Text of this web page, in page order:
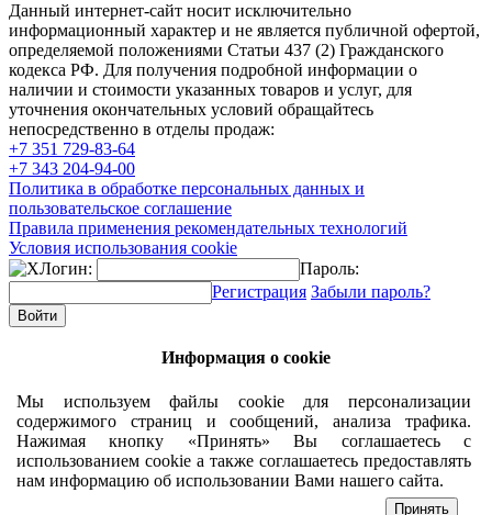
Данный интернет-сайт носит исключительно
информационный характер и не является публичной офертой,
определяемой положениями Статьи 437 (2) Гражданского
кодекса РФ. Для получения подробной информации о
наличии и стоимости указанных товаров и услуг, для
уточнения окончательных условий обращайтесь
непосредственно в отделы продаж:
+7 351 729-83-64
+7 343 204-94-00
Политика в обработке персональных данных и
пользовательское соглашение
Правила применения рекомендательных технологий
Условия использования cookie
Логин:
Пароль:
Регистрация Забыли пароль?
Информация о cookie
Мы используем файлы cookie для персонализации
содержимого страниц и сообщений, анализа трафика.
Нажимая кнопку «Принять» Вы соглашаетесь с
использованием cookie а также соглашаетесь предоставлять
нам информацию об использовании Вами нашего сайта.
Принять